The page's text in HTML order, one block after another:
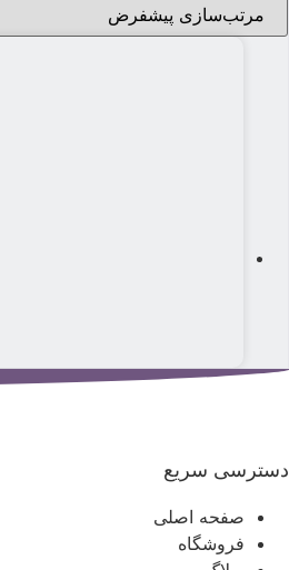
دسترسی سریع
صفحه اصلی
فروشگاه